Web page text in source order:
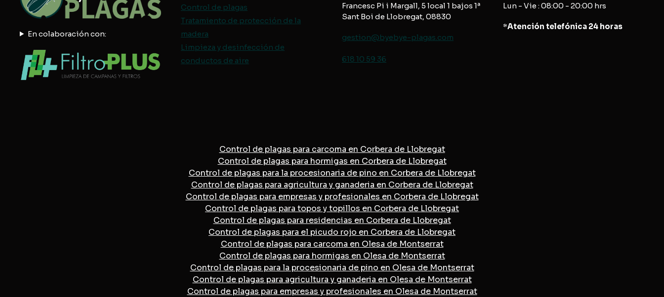
En colaboración con:
Control de plagas
Tratamiento de protección de la
madera
Limpieza y desinfección de
conductos de aire
Francesc Pi i Margall, 5 local 1 bajos 1ª
Sant Boi de Llobregat, 08830
gestion@byebye-plagas.com
618 10 59 36
Lun - Vie : 08:00 - 20:00 hrs
*Atención telefónica 24 horas
Control de plagas para carcoma en Corbera de Llobregat
Control de plagas para hormigas en Corbera de Llobregat
Control de plagas para la procesionaria de pino en Corbera de Llobregat
Control de plagas para agricultura y ganaderia en Corbera de Llobregat
Control de plagas para empresas y profesionales en Corbera de Llobregat
Control de plagas para topos y topillos en Corbera de Llobregat
Control de plagas para residencias en Corbera de Llobregat
Control de plagas para el picudo rojo en Corbera de Llobregat
Control de plagas para carcoma en Olesa de Montserrat
Control de plagas para hormigas en Olesa de Montserrat
Control de plagas para la procesionaria de pino en Olesa de Montserrat
Control de plagas para agricultura y ganaderia en Olesa de Montserrat
Control de plagas para empresas y profesionales en Olesa de Montserrat